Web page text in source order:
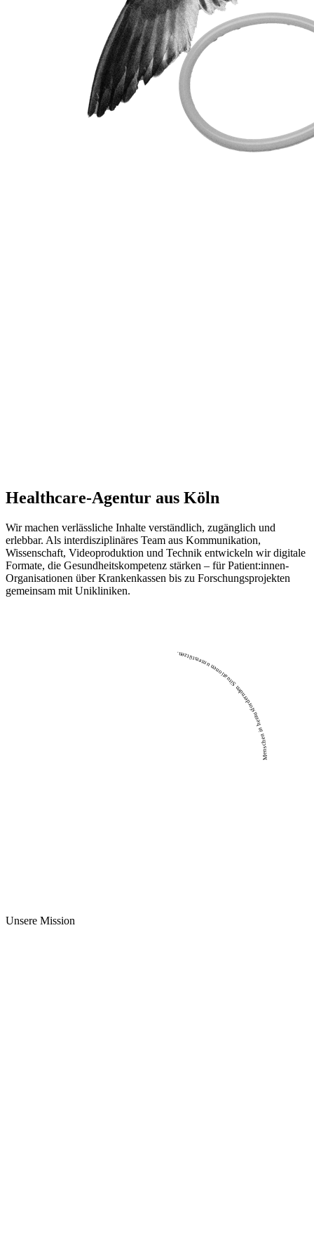
Healthcare-Agentur aus Köln
Wir machen verlässliche Inhalte verständlich, zugänglich und
erlebbar. Als interdisziplinäres Team aus Kommunikation,
Wissenschaft, Videoproduktion und Technik entwickeln wir digitale
Formate, die Gesundheitskompetenz stärken – für Patient:innen-
Organisationen über Krankenkassen bis zu Forschungsprojekten
gemeinsam mit Unikliniken.
Menschen in herausfordernden Situationen unterstützen.
Unsere Mission